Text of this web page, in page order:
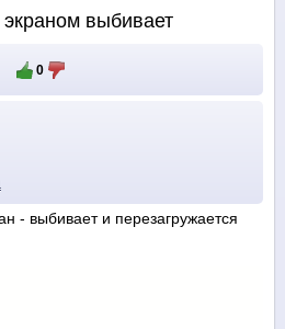
выбивает
0
- выбивает и перезагружается